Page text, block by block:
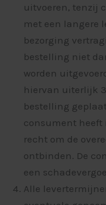
uitvoeren, tenzij
met een langere
bezorging
bestelling niet
worden
hiervan uiterlijk
bestelling
consument heeft
recht om de
ontbinden. De
een
Alle